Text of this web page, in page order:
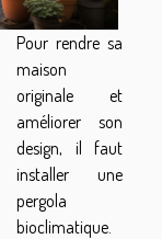
Pour rendre sa
maison
originale et
améliorer son
design, il faut
installer une
pergola
bioclimatique.